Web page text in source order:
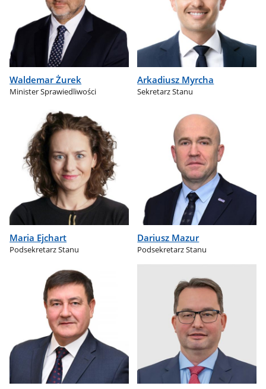
Waldemar Żurek
Minister Sprawiedliwości
Arkadiusz Myrcha
Sekretarz Stanu
Maria Ejchart
Podsekretarz Stanu
Dariusz Mazur
Podsekretarz Stanu